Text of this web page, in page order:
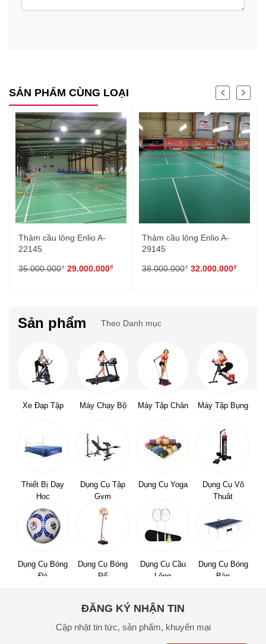
SẢN PHẨM CÙNG LOẠI
Thảm cầu lông Enlio A-
22145
35.000.000₫ 29.000.000₫
Thảm cầu lông Enlio A-
29145
38.000.000₫ 32.000.000₫
Sản phẩm Theo Danh mục
Xe Đạp Tập Máy Chạy Bộ Máy Tập Chân Máy Tập Bụng
Thiết Bị Dạy
Học
Dụng Cụ Tập
Gym
Dụng Cụ Yoga
Dụng Cụ Võ
Thuật
Dụng Cụ Bóng
Đá
Dụng Cụ Bóng
Rổ
Dụng Cụ Cầu
Lông
Dụng Cụ Bóng
Bàn
ĐĂNG KÝ NHẬN TIN
Cập nhật tin tức, sản phẩm, khuyến mại